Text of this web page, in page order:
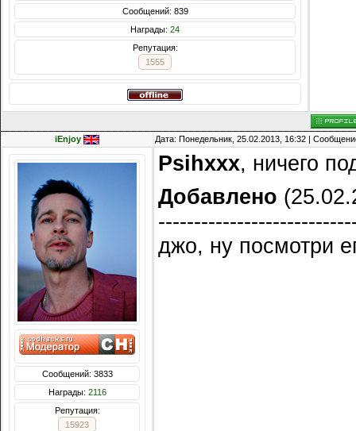
Сообщений: 839
Награды: 24
Репутация:
1555
iEnjoy Дата: Понедельник, 25.02.2013, 16:32 |
Сообщений: 3833
Награды: 2116
Репутация:
15923
Psihxxx, ничего
Добавлено
джо, ну посмотри